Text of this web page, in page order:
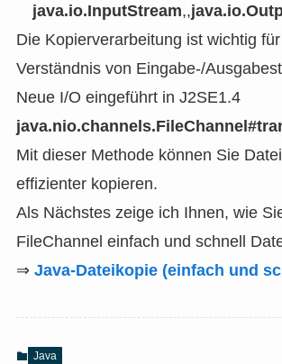
java.io.InputStream,,
Die Kopierverarbeitung ist wichtig
Verständnis von Eingabe-/
Neue I/O eingeführt in J2SE1.4
Mit dieser Methode können Sie
effizienter kopieren.
Als Nächstes zeige ich Ihnen, wie
FileChannel einfach und schnell
⇒ Java-Dateikopie (einfach und
Java